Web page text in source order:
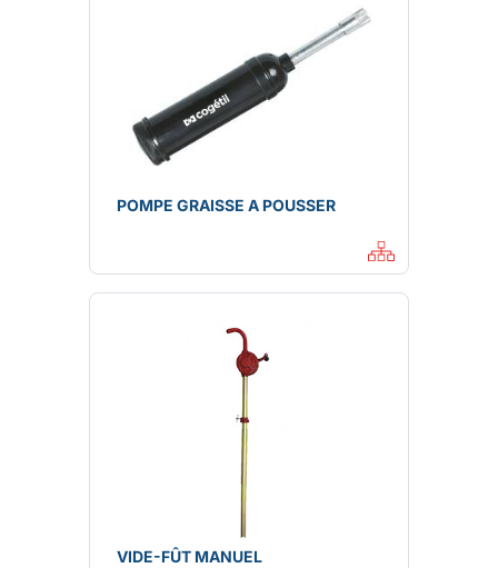
POMPE GRAISSE A POUSSER
VIDE-FÛT MANUEL